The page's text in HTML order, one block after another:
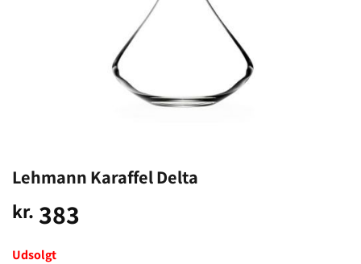
Lehmann Karaffel Delta
kr. 383
Udsolgt